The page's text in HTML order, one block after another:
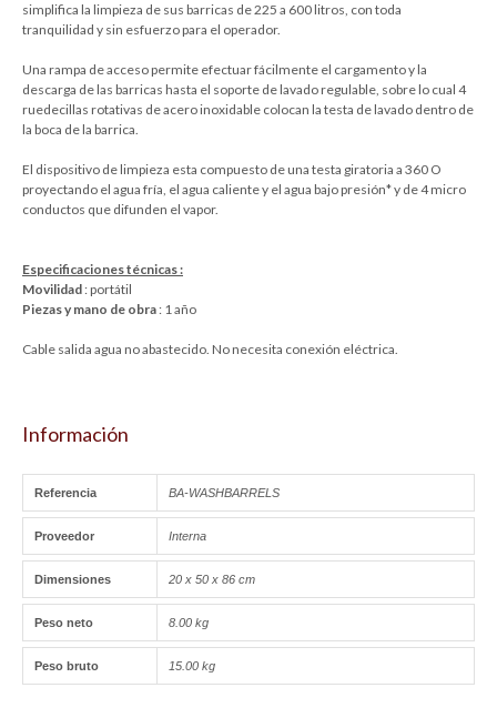
simplifica la limpieza de sus barricas de 225 a 600 litros, con toda
tranquilidad y sin esfuerzo para el operador.
Una rampa de acceso permite efectuar fácilmente el cargamento y la
descarga de las barricas hasta el soporte de lavado regulable, sobre lo cual 4
ruedecillas rotativas de acero inoxidable colocan la testa de lavado dentro de
la boca de la barrica.
El dispositivo de limpieza esta compuesto de una testa giratoria a 360 O
proyectando el agua fría, el agua caliente y el agua bajo presión* y de 4 micro
conductos que difunden el vapor.
Especificaciones técnicas :
Movilidad : portátil
Piezas y mano de obra : 1 año
Cable salida agua no abastecido. No necesita conexión eléctrica.
Información
Referencia BA-WASHBARRELS
Proveedor Interna
Dimensiones 20 x 50 x 86 cm
Peso neto 8.00 kg
Peso bruto 15.00 kg